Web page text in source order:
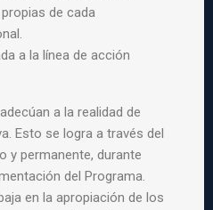
de cada
a la línea de acción
a la realidad de
Esto se logra a través del
y permanente, durante
del Programa.
en la apropiación de los